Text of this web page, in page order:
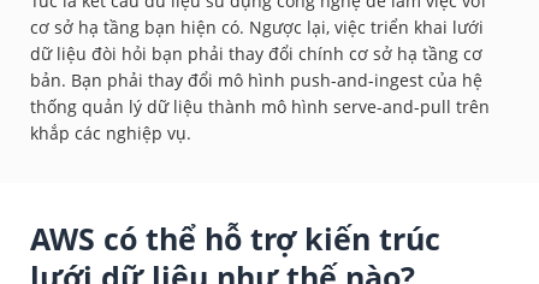
cơ sở hạ tầng bạn hiện có. Ngược lại, việc triển khai lưới
dữ liệu đòi hỏi bạn phải thay đổi chính cơ sở hạ tầng cơ
bản. Bạn phải thay đổi mô hình push-and-ingest của hệ
thống quản lý dữ liệu thành mô hình serve-and-pull trên
khắp các nghiệp vụ.
AWS có thể hỗ trợ kiến trúc